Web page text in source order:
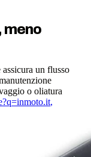
meno
un flusso
o oliatura
,